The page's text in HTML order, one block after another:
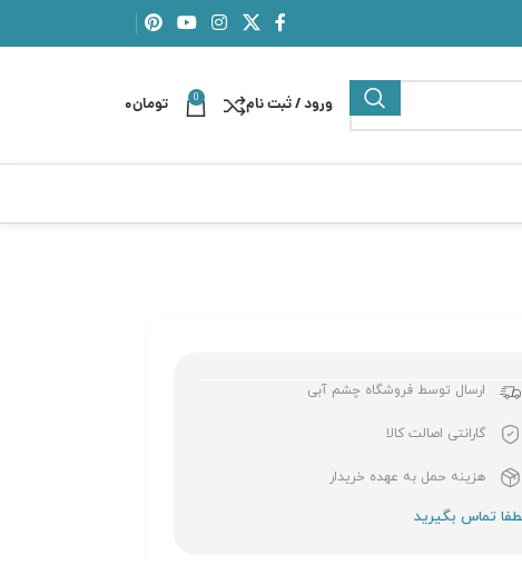
ورود / ثبت نام 0 تومان0
ارسال توسط فروشگاه چشم آبی
گارانتی اصالت کالا
هزینه حمل به عهده خریدار